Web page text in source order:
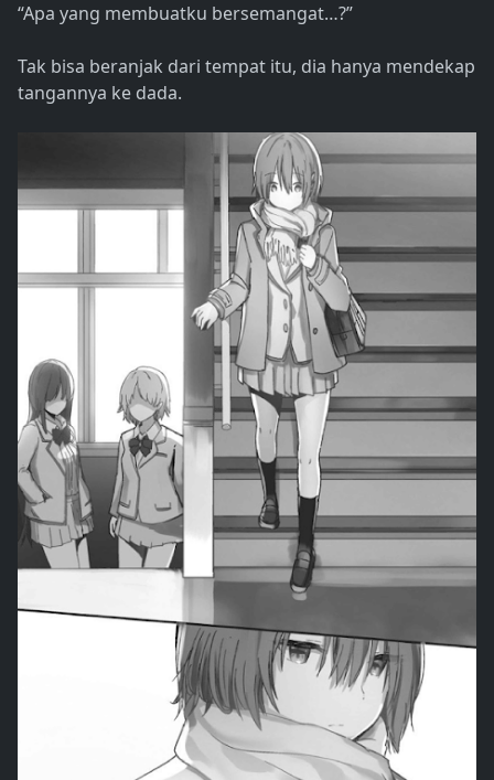
“Apa yang membuatku bersemangat…?”
Tak bisa beranjak dari tempat itu, dia hanya mendekap
tangannya ke dada.